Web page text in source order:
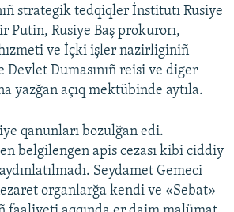
strategik tedqiqler İnstitutı Rusiye
Putin, Rusiye Baş prokurorı,
hızmeti ve İçki işler nazirliginiñ
Devlet Dumasınıñ reisi ve diger
yazğan açıq mektübinde aytıla.
qanunları bozulğan edi.
belgilengen apis cezası kibi ciddiy
Seydamet Gemeci
organlarğa kendi ve «Sebat»